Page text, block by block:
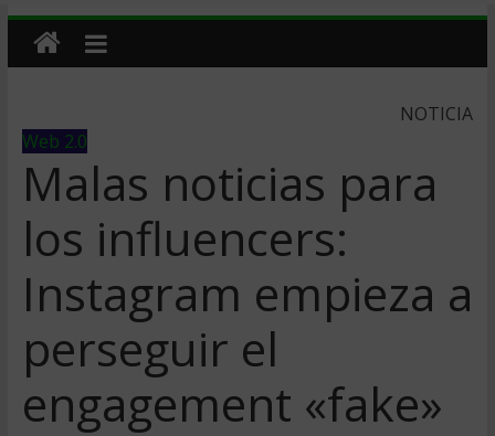
NOTICIA
Web 2.0
Malas noticias para
los influencers:
Instagram empieza a
perseguir el
engagement «fake»